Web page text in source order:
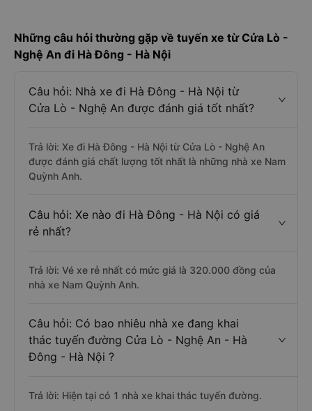
Những câu hỏi thường gặp về tuyến xe từ Cửa Lò -
Nghệ An đi Hà Đông - Hà Nội
Câu hỏi: Nhà xe đi Hà Đông - Hà Nội từ
Cửa Lò - Nghệ An được đánh giá tốt nhất?
Trả lời: Xe đi Hà Đông - Hà Nội từ Cửa Lò - Nghệ An
được đánh giá chất lượng tốt nhất là những nhà xe Nam
Quỳnh Anh.
Câu hỏi: Xe nào đi Hà Đông - Hà Nội có giá
rẻ nhất?
Trả lời: Vé xe rẻ nhất có mức giá là 320.000 đồng của
nhà xe Nam Quỳnh Anh.
Câu hỏi: Có bao nhiêu nhà xe đang khai
thác tuyến đường Cửa Lò - Nghệ An - Hà
Đông - Hà Nội ?
Trả lời: Hiện tại có 1 nhà xe khai thác tuyến đường.